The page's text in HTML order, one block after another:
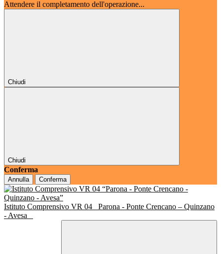
Attendere il completamento dell'operazione...
Chiudi
Chiudi
Conferma
Annulla Conferma
Istituto Comprensivo VR 04
Parona - Ponte Crencano – Quinzano
- Avesa